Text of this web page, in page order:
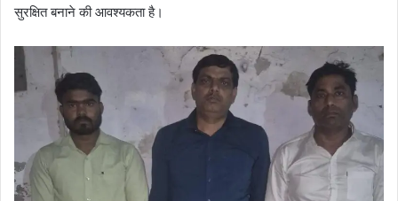
सुरक्षित बनाने की आवश्यकता है।